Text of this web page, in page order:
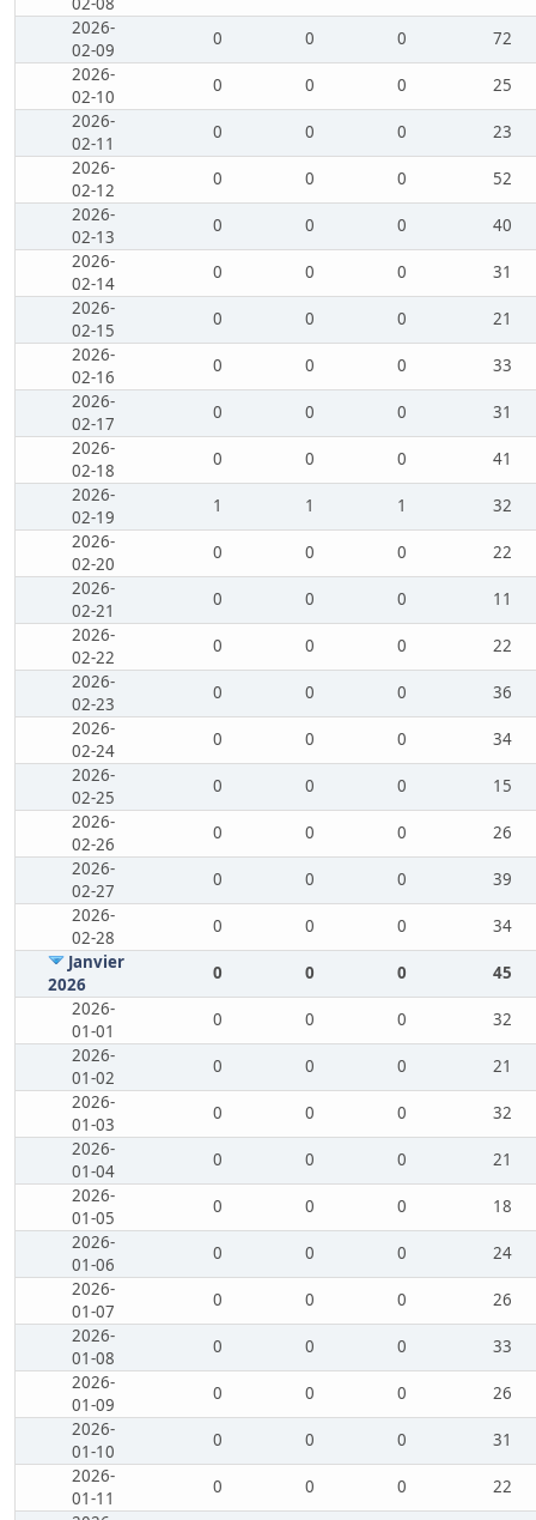
2026-
02-09
0 0 0
72
2026-
02-10
0 0 0
25
2026-
02-11
0 0 0
23
2026-
02-12
0 0 0
52
2026-
02-13
0 0 0
40
2026-
02-14
0 0 0
31
2026-
02-15
0 0 0
21
2026-
02-16
0 0 0
33
2026-
02-17
0 0 0
31
2026-
02-18
0 0 0
41
2026-
02-19
1 1 1
32
2026-
02-20
0 0 0
22
2026-
02-21
0 0 0
11
2026-
02-22
0 0 0
22
2026-
02-23
0 0 0
36
2026-
02-24
0 0 0
34
2026-
02-25
0 0 0
15
2026-
02-26
0 0 0
26
2026-
02-27
0 0 0
39
2026-
02-28
0 0 0
34
Janvier
2026
0 0 0
45
2026-
01-01
0 0 0
32
2026-
01-02
0 0 0
21
2026-
01-03
0 0 0
32
2026-
01-04
0 0 0
21
2026-
01-05
0 0 0
18
2026-
01-06
0 0 0
24
2026-
01-07
0 0 0
26
2026-
01-08
0 0 0
33
2026-
01-09
0 0 0
26
2026-
01-10
0 0 0
31
2026-
01-11
0 0 0
22